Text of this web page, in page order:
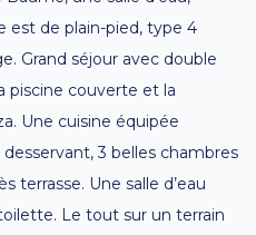
est de plain-pied, type 4
Grand séjour avec double
piscine couverte et la
Une cuisine équipée
3 belles chambres
terrasse. Une salle d’eau
Le tout sur un terrain